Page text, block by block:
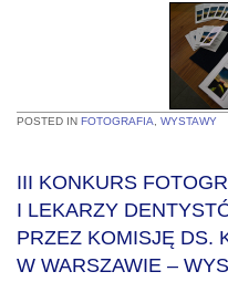
POSTED IN FOTOGRAFIA, WYSTAWY
III KONKURS
I LEKARZY
PRZEZ KOMISJĘ DS.
W WARSZAWIE –